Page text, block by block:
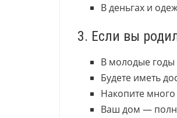
В деньгах и
3. Если вы
В молодые годы
Будете иметь
Накопите
Ваш дом —